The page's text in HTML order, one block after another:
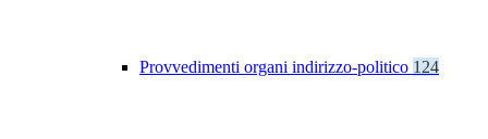
Provvedimenti organi indirizzo-politico 124